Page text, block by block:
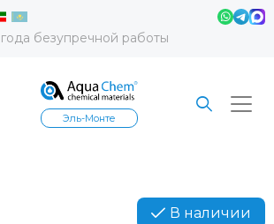
безупречной работы
Эль-Монте
В наличии